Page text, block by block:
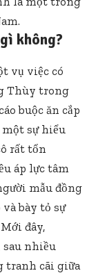
không?
vụ việc có
Thùy trong
buộc ăn cắp
sự hiểu
rất tổn
áp lực tâm
mẫu đồng
bày tỏ sự
đây,
nhiều
tranh cãi giữa